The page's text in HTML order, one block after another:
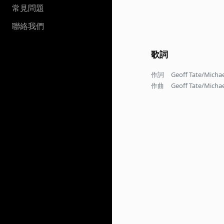
常見問題
聯絡我們
歌詞
作詞
Geoff Tate/
作曲
Geoff Tate/